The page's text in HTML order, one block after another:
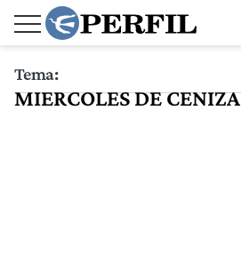
Tema:
MIERCOLES DE CENIZA